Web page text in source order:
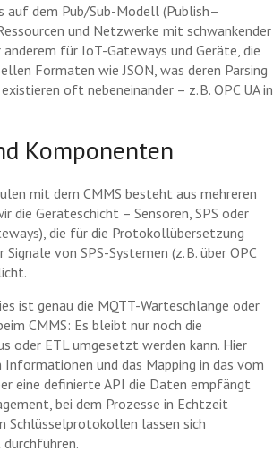
dem Pub/Sub-Modell (Publish–
und Netzwerke mit schwankender
für IoT-Gateways und Geräte, die
Formaten wie JSON, was deren Parsing
oft nebeneinander – z. B. OPC UA in
Komponenten
mit dem CMMS besteht aus mehreren
die Geräteschicht – Sensoren, SPS oder
die für die Protokollübersetzung
von SPS-Systemen (z. B. über OPC
ist genau die MQTT-Warteschlange oder
CMMS: Es bleibt nur noch die
oder ETL umgesetzt werden kann. Hier
und das Mapping in das vom
eine definierte API die Daten empfängt
bei dem Prozesse in Echtzeit
Schlüsselprotokollen lassen sich